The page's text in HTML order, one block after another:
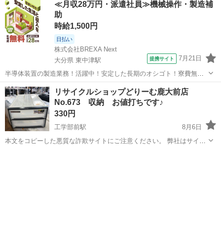
≪月収28万円・派遣社員≫機械操作・製造補
助
時給1,500円
日払い
株式会社BREXA Next
大分県 東中津駅
提携サイト 7月21日
半導体装置の製造業務！活躍中！安定した長期のオシゴト！寮費無料
★赴任旅費会社負担◎20代～40代の男性活躍中★未経験活躍中！高時
給1,500円！《大分県中津市》 人気の工場のお仕事 ◇半導体装置内部
のシート製造◇ ＊クリー...
大分 中津市 東中津駅
リサイクルショップどりーむ鹿大前店
No.673 収納 お値打ちです♪
330円
工学部前駅
8月6日
本文をコピーした悪質な詐欺サイトにご注意ください。 弊社はサイト